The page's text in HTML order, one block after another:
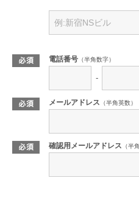
いづくりを学べる動画もご覧いただ
新築だけでなく、リフォームや土地
向けのコンテンツもご覧いただけま
毎月、最新の建築実例や暮らしを
に役立つ最新情報をお送りします。
電話番号 （半角数字）
-
メールアドレス （半角英数）
確認用メールアドレス （半